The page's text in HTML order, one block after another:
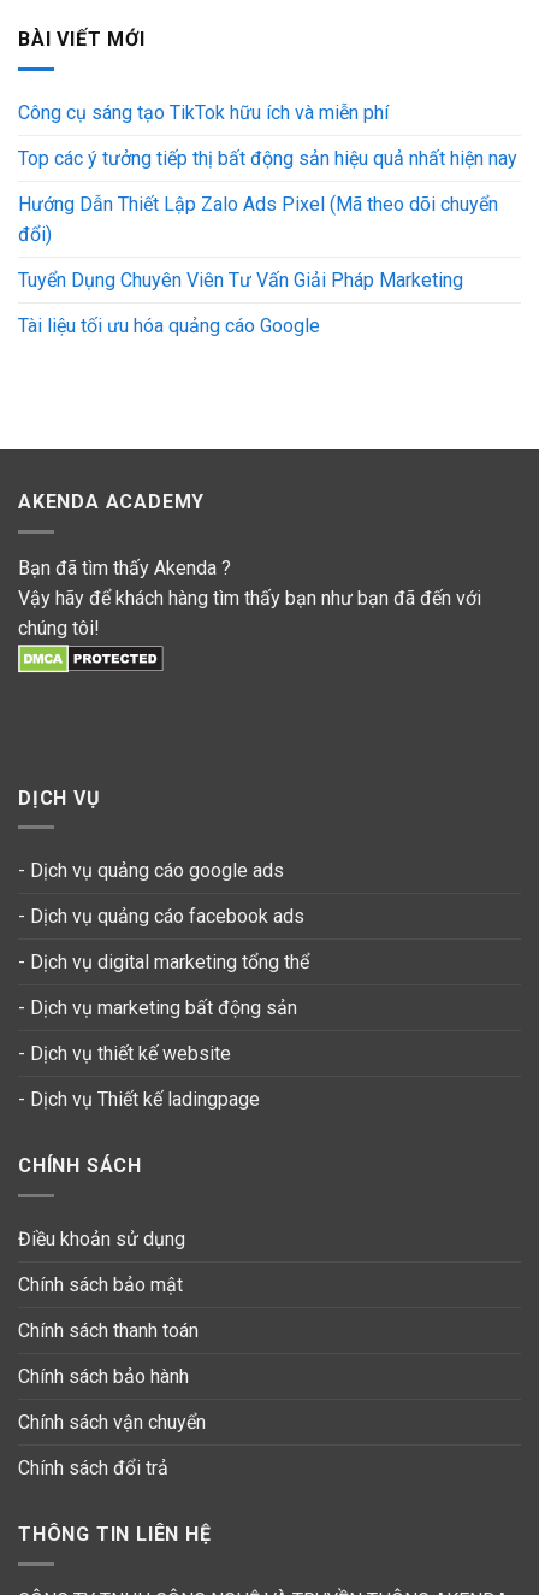
BÀI VIẾT MỚI
Công cụ sáng tạo TikTok hữu ích và miễn phí
Top các ý tưởng tiếp thị bất động sản hiệu quả nhất hiện nay
Hướng Dẫn Thiết Lập Zalo Ads Pixel (Mã theo dõi chuyển
đổi)
Tuyển Dụng Chuyên Viên Tư Vấn Giải Pháp Marketing
Tài liệu tối ưu hóa quảng cáo Google
AKENDA ACADEMY
Bạn đã tìm thấy Akenda ?
Vậy hãy để khách hàng tìm thấy bạn như bạn đã đến với
chúng tôi!
DỊCH VỤ
- Dịch vụ quảng cáo google ads
- Dịch vụ quảng cáo facebook ads
- Dịch vụ digital marketing tổng thể
- Dịch vụ marketing bất động sản
- Dịch vụ thiết kế website
- Dịch vụ Thiết kế ladingpage
CHÍNH SÁCH
Điều khoản sử dụng
Chính sách bảo mật
Chính sách thanh toán
Chính sách bảo hành
Chính sách vận chuyển
Chính sách đổi trả
THÔNG TIN LIÊN HỆ